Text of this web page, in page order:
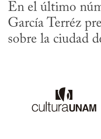
En el último
García Terréz
sobre la ciudad